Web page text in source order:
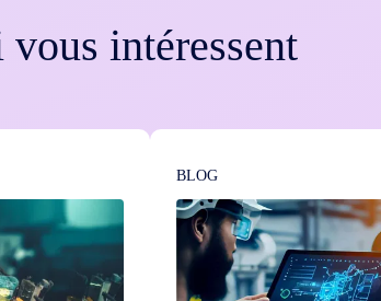
intéressent
BLOG